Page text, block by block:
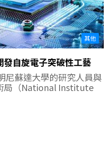
其他
自旋電子突破性工藝
尼蘇達大學的研究人員與
局（National Institute